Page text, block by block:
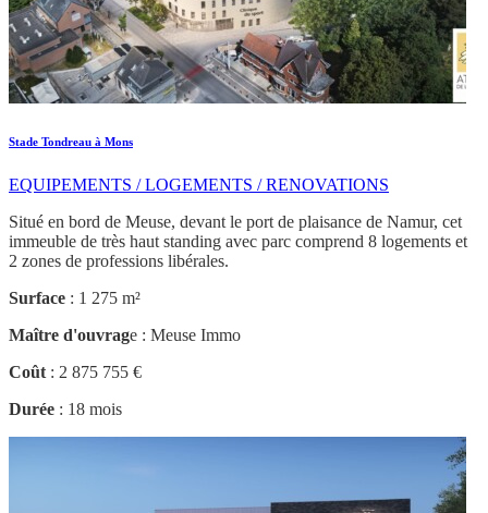
Stade Tondreau à Mons
EQUIPEMENTS / LOGEMENTS / RENOVATIONS
Situé en bord de Meuse, devant le port de plaisance de Namur, cet
immeuble de très haut standing avec parc comprend 8 logements et
2 zones de professions libérales.
Surface : 1 275 m²
Maître d'ouvrage : Meuse Immo
Coût : 2 875 755 €
Durée : 18 mois